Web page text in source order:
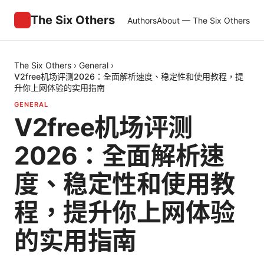
The Six Others AuthorsAbout — The Six Others
The Six Others › General ›
V2free机场评测2026：全面解析速度、稳定性和使用教程，提
升你上网体验的实用指南
GENERAL
V2free机场评测
2026：全面解析速
度、稳定性和使用教
程，提升你上网体验
的实用指南